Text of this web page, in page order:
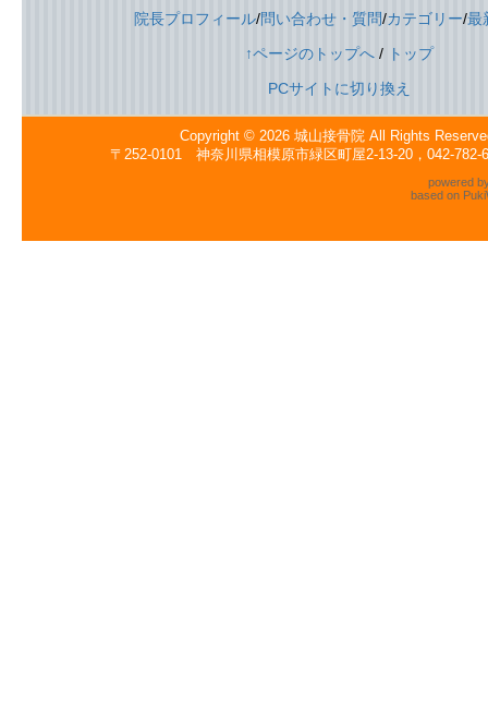
院長プロフィール/問い合わせ・質問/カテゴリー/最
↑ページのトップへ/ トップ
PCサイトに切り換え
Copyright © 2026 城山接骨院All Rights
〒252-0101 神奈川県相模原市緑区町屋2-13-20，042-782-
powered
based on